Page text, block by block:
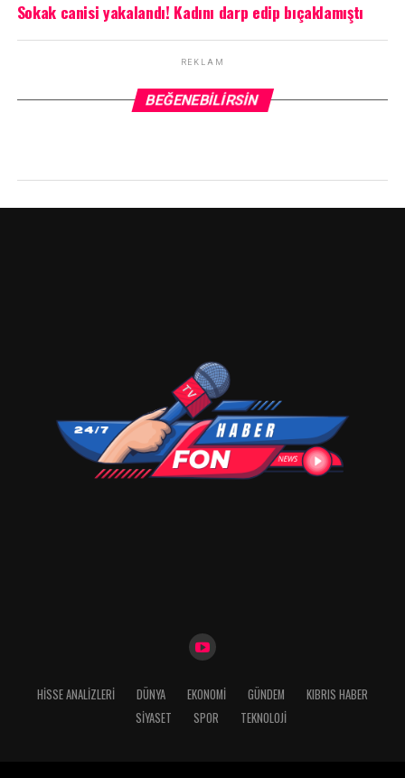
Sokak canisi yakalandı! Kadını darp edip bıçaklamıştı
REKLAM
BEĞENEBILIRSIN
HISSE ANALIZLERI DÜNYA EKONOMİ GÜNDEM
KIBRIS HABER
SİYASET
SPOR TEKNOLOJİ